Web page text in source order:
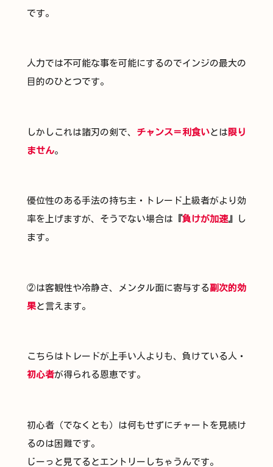
です。
人力では不可能な事を可能にするのでインジの最大の
目的のひとつです。
しかしこれは諸刃の剣で、 チャンス＝利食いとは 限り
ません。
優位性のある手法の持ち主・トレード上級者がより効
率を上げますが、そうでない場合は 『負けが加速』
し
ます。
②は客観性や冷静さ、メンタル面に寄与する副次的効
果と言えます。
こちらはトレードが上手い人よりも、負けている人・
初心者が得られる恩恵です。
初心者（でなくとも）は何もせずにチャートを見続け
るのは困難です。
じーっと見てるとエントリーしちゃうんです。